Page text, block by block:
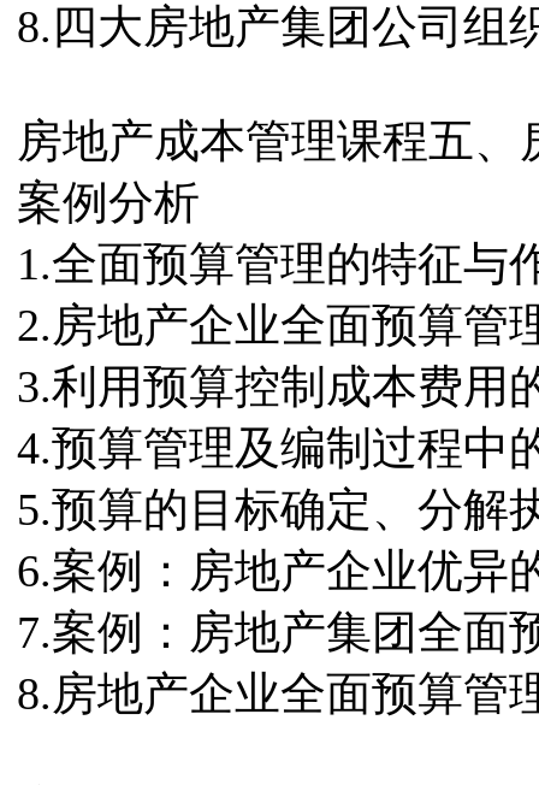
8.四大房地产集团公司组
房地产成本管理课程五
案例分析
1.全面预算管理的特征与
2.房地产企业全面预算管
3.利用预算控制成本费用
4.预算管理及编制过程中
5.预算的目标确定、分解
6.案例：房地产企业优异
7.案例：房地产集团全面
8.房地产企业全面预算管